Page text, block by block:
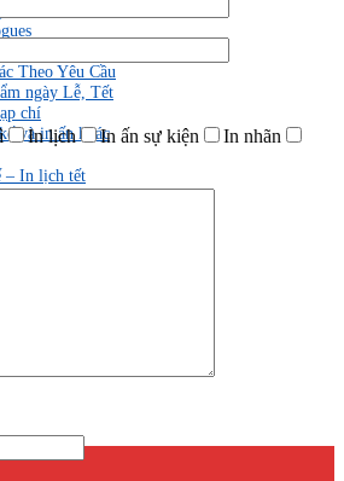
Theo Yêu Cầu
ngày Lễ, Tết
chí
và in ấn khác
– In lịch tết
sơ năng lực
In lịch In ấn sự kiện
In nhãn